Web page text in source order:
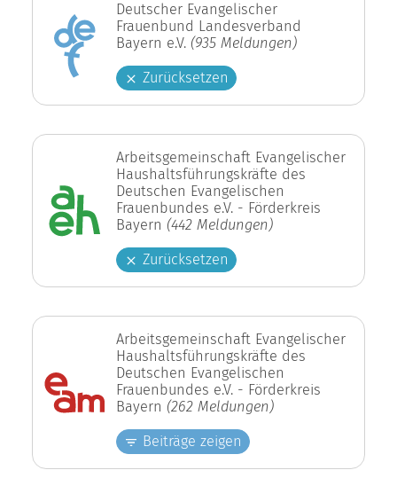
Deutscher Evangelischer
Frauenbund Landesverband
Bayern e.V. (935 Meldungen)
Zurücksetzen
Arbeitsgemeinschaft Evangelischer
Haushaltsführungskräfte des
Deutschen Evangelischen
Frauenbundes e.V. - Förderkreis
Bayern (442 Meldungen)
Zurücksetzen
Arbeitsgemeinschaft Evangelischer
Haushaltsführungskräfte des
Deutschen Evangelischen
Frauenbundes e.V. - Förderkreis
Bayern (262 Meldungen)
Beiträge zeigen